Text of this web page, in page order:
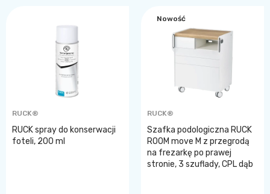
RUCK®
RUCK spray do konserwacji
foteli, 200 ml
Nowość
RUCK®
Szafka podologiczna RUCK
ROOM move M z przegrodą
na frezarkę po prawej
stronie, 3 szuflady, CPL dąb